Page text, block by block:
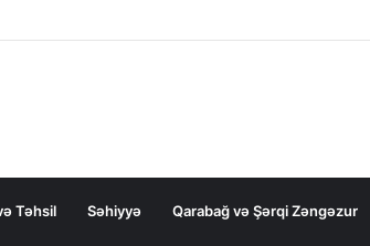
etdi
Təhsil Səhiyyə Qarabağ və Şərqi Zəngəzur